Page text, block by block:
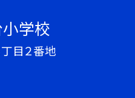
学校
目２番地